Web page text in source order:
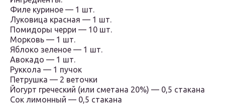
Филе куриное — 1 шт.
Луковица красная — 1 шт.
Помидоры черри — 10 шт.
Морковь — 1 шт.
Яблоко зеленое — 1 шт.
Авокадо — 1 шт.
Руккола — 1 пучок
Петрушка — 2 веточки
Йогурт греческий (или сметана 20%) — 0,5 стакана
Сок лимонный — 0,5 стакана